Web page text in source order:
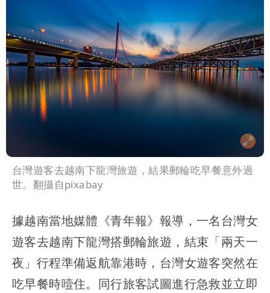
台灣遊客去越南下龍灣旅遊，結果郵輪吃早餐意外過
世。翻攝自pixabay
據越南當地媒體《青年報》報導，一名台灣女
遊客去越南下龍灣搭郵輪旅遊，結束「兩天一
夜」行程準備返航靠港時，台灣女遊客突然在
吃早餐時噎住。同行旅客試圖進行急救並立即